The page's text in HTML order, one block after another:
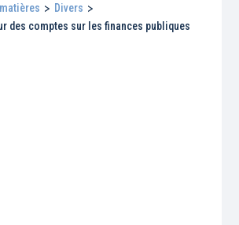
> Divers >
des comptes sur les finances publiques